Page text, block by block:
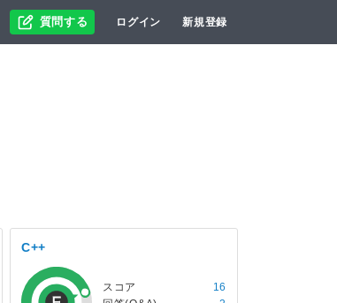
質問する ログイン 新規登録
C++
スコア
16